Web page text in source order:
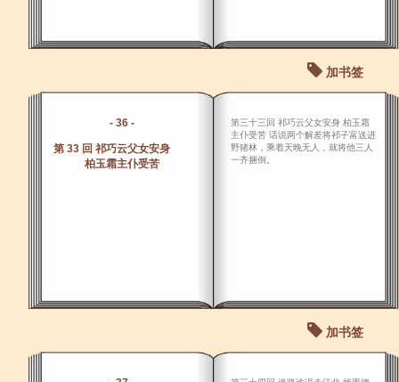
加书签
- 36 -
第 33 回 祁巧云父女安身
柏玉霜主仆受苦
第三十三回 祁巧云父女安身 柏玉霜
主仆受苦 话说两个解差将祁子富送进
野猪林，乘着天晚无人，就将他三人
一齐捆倒。
加书签